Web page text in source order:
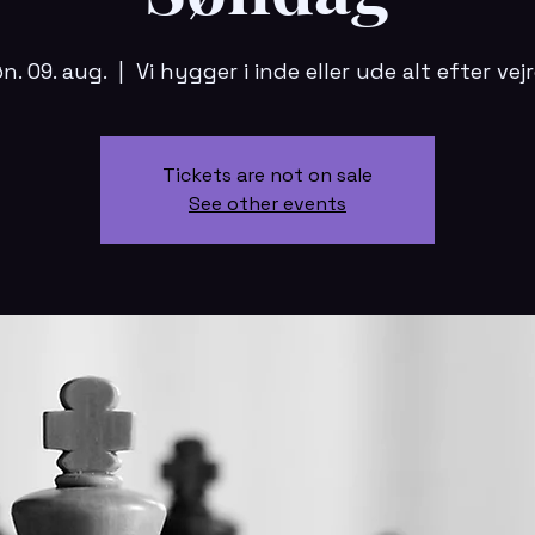
09. aug. Vi hygger i inde eller ude alt efter
Tickets are not on sale
See other events